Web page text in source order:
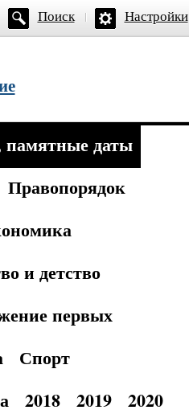
Поиск Настройки
памятные даты
Правопорядок
и детство
первых
Спорт
2018 2019
2020